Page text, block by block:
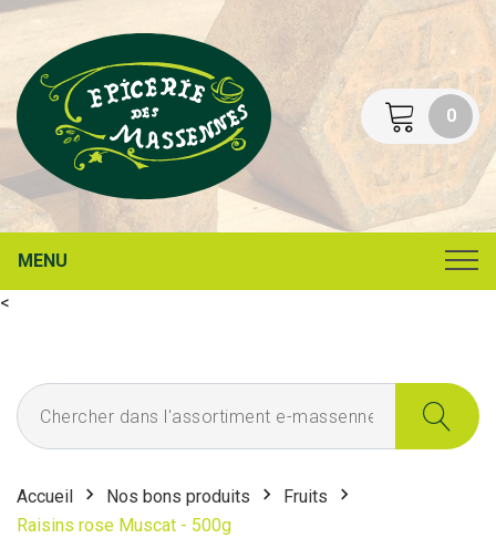
0
MENU
<
Chercher dans l'assortiment e-massennes
Accueil Nos bons produits
Fruits
Raisins rose Muscat - 500g